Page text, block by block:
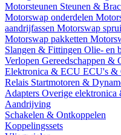
Motorsteunen Steunen &
Motorswap onderdelen
aandrijfassen Motorswap
Motorswap pakketten
Slangen & Fittingen Olie- en
Verlopen Gereedschappen &
Elektronica & ECU ECU's &
Relais Startmotoren &
Adapters Overige
Aandrijving
Schakelen & Ontkoppelen
Koppelingssets